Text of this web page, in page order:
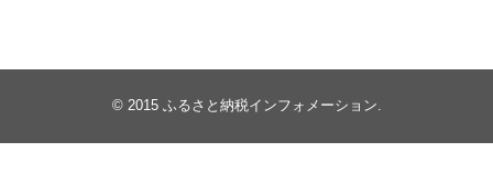
© 2015 ふるさと納税インフォメーション